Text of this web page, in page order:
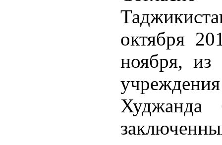
октября
ноября, из
Худжанда